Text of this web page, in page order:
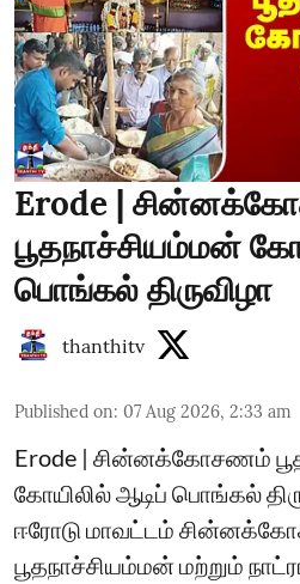
Erode |
பூதநாச்சியம்மன்
பொங்கல் திருவிழா
thanthitv
Published on: 07 Aug 2026, 2:33 am
Erode | சின்னக்கோசணம்
கோயிலில் ஆடிப் பொங்கல்
ஈரோடு மாவட்டம்
பூதநாச்சியம்மன் மற்றும்